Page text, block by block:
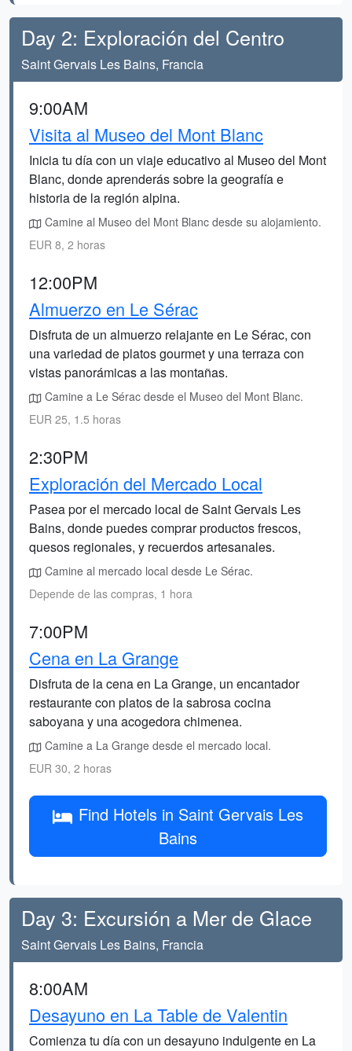
Day 2: Exploración del Centro
Saint Gervais Les Bains, Francia
9:00AM
Visita al Museo del Mont Blanc
Inicia tu día con un viaje educativo al Museo del Mont
Blanc, donde aprenderás sobre la geografía e
historia de la región alpina.
Camine al Museo del Mont Blanc desde su alojamiento.
EUR 8, 2 horas
12:00PM
Almuerzo en Le Sérac
Disfruta de un almuerzo relajante en Le Sérac, con
una variedad de platos gourmet y una terraza con
vistas panorámicas a las montañas.
Camine a Le Sérac desde el Museo del Mont Blanc.
EUR 25, 1.5 horas
2:30PM
Exploración del Mercado Local
Pasea por el mercado local de Saint Gervais Les
Bains, donde puedes comprar productos frescos,
quesos regionales, y recuerdos artesanales.
Camine al mercado local desde Le Sérac.
Depende de las compras, 1 hora
7:00PM
Cena en La Grange
Disfruta de la cena en La Grange, un encantador
restaurante con platos de la sabrosa cocina
saboyana y una acogedora chimenea.
Camine a La Grange desde el mercado local.
EUR 30, 2 horas
Find Hotels in Saint Gervais Les
Bains
Day 3: Excursión a Mer de Glace
Saint Gervais Les Bains, Francia
8:00AM
Desayuno en La Table de Valentin
Comienza tu día con un desayuno indulgente en La